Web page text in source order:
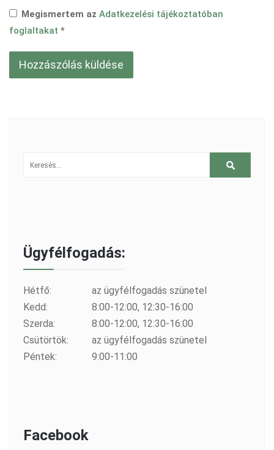
Megismertem az Adatkezelési tájékoztatóban
foglaltakat *
Ügyfélfogadás:
Hétfő:
az ügyfélfogadás szünetel
Kedd:
8:00-12:00, 12:30-16:00
Szerda:
8:00-12:00, 12:30-16:00
Csütörtök:
az ügyfélfogadás szünetel
Péntek:
9:00-11:00
Facebook